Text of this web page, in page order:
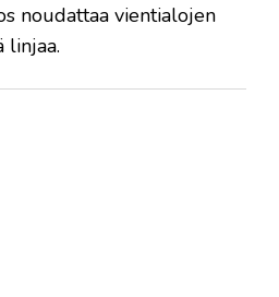
noudattaa vientialojen
linjaa.